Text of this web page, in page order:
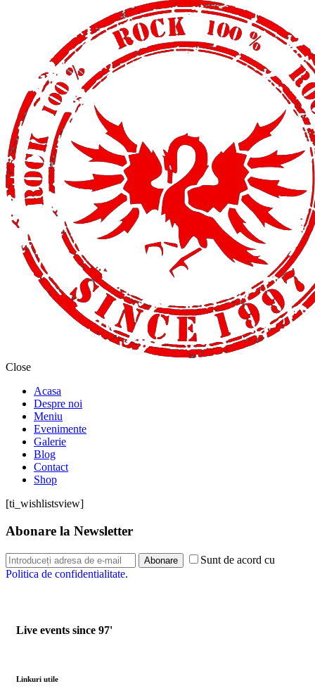
Close
Acasa
Despre noi
Meniu
Evenimente
Galerie
Blog
Contact
Shop
[ti_wishlistsview]
Abonare la Newsletter
Abonare
Sunt de acord cu
Politica de confidentialitate.
Live events since 97'
Linkuri utile